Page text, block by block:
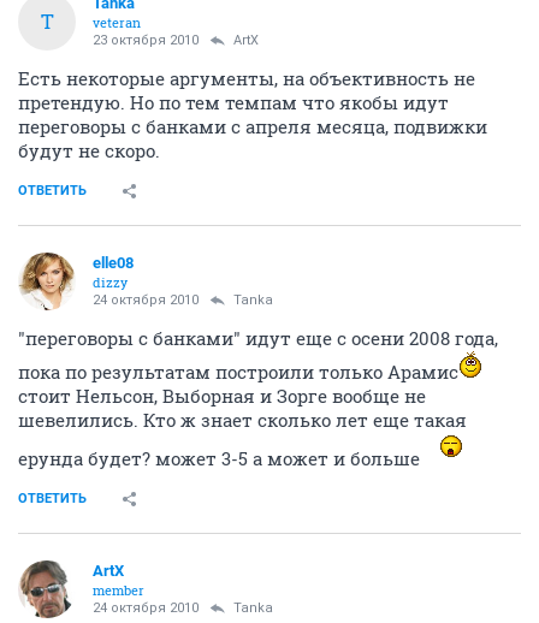
T
veteran
23 октября 2010 ArtX
Есть некоторые аргументы, на объективность не
претендую. Но по тем темпам что якобы идут
переговоры с банками с апреля месяца, подвижки
будут не скоро.
ОТВЕТИТЬ
elle08
dizzy
24 октября 2010 Tanka
"переговоры с банками" идут еще с осени 2008 года,
пока по результатам построили только Арамис
стоит Нельсон, Выборная и Зорге вообще не
шевелились. Кто ж знает сколько лет еще такая
ерунда будет? может 3-5 а может и больше
ОТВЕТИТЬ
ArtX
member
24 октября 2010 Tanka